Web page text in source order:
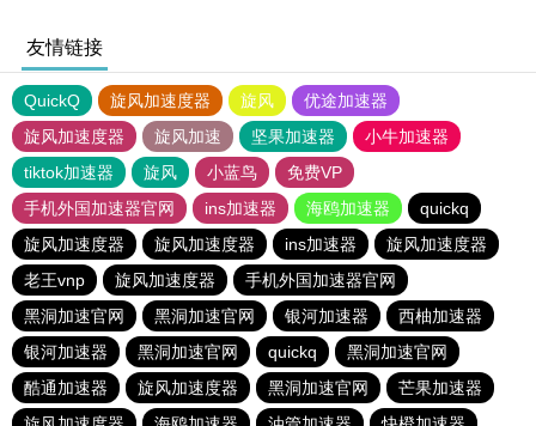
友情链接
QuickQ 旋风加速度器 旋风
优途加速器
旋风加速度器
旋风加速 坚果加速器
小牛加速器
tiktok加速器
旋风 小蓝鸟
免费VP
手机外国加速器官网
ins加速器 海鸥加速器
quickq
旋风加速度器
旋风加速度器 ins加速器
旋风加速度器
老王vnp
旋风加速度器
手机外国加速器官网
黑洞加速官网
黑洞加速官网 银河加速器
西柚加速器
银河加速器
黑洞加速官网 quickq
黑洞加速官网
酷通加速器
旋风加速度器 黑洞加速官网
芒果加速器